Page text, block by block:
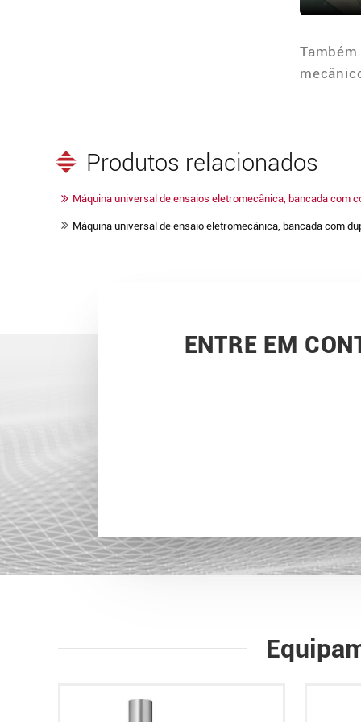
Produtos relacionados
Máquina universal de ensaios eletromecânica, bancada com
Máquina universal de ensaio eletromecânica, bancada com
ENTRE EM